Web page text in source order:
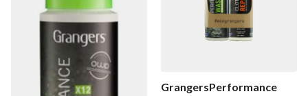
GrangersPerformance